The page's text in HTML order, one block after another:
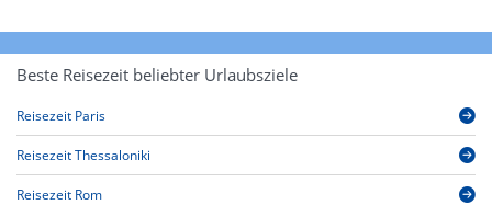
Beste Reisezeit beliebter Urlaubsziele
Reisezeit Paris
Reisezeit Thessaloniki
Reisezeit Rom